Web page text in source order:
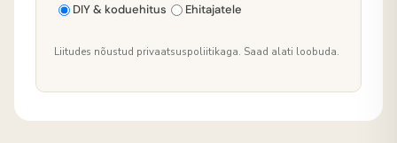
DIY & koduehitus Ehitajatele
Liitudes nõustud privaatsuspoliitikaga. Saad alati loobuda.